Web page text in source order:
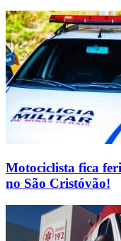
Motociclista fica
no São Cristóvão!